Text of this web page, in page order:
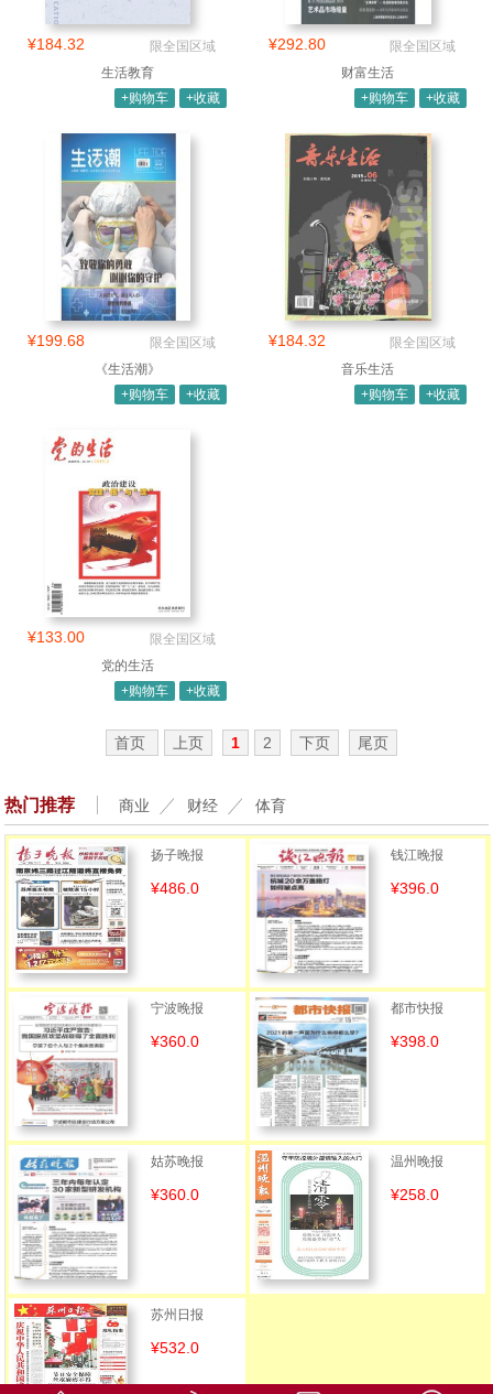
¥184.32
限全国区域
生活教育
+购物车
+收藏
¥292.80
限全国区域
财富生活
+购物车
+收藏
¥199.68
限全国区域
《生活潮》
+购物车
+收藏
¥184.32
限全国区域
音乐生活
+购物车
+收藏
¥133.00
限全国区域
党的生活
+购物车
+收藏
首页 上页 1 2 下页 尾页
热门推荐 商业 财经 体育
扬子晚报
¥486.0
钱江晚报
¥396.0
宁波晚报
¥360.0
都市快报
¥398.0
姑苏晚报
¥360.0
温州晚报
¥258.0
苏州日报
¥532.0